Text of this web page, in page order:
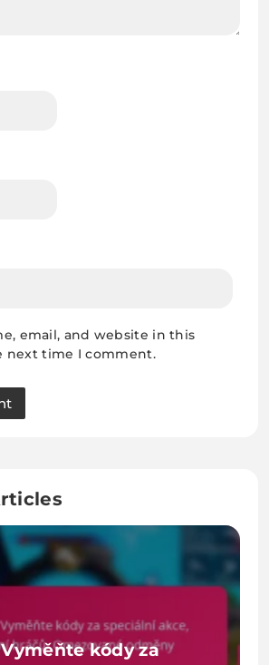
email, and website in this
next time I comment.
kódy za